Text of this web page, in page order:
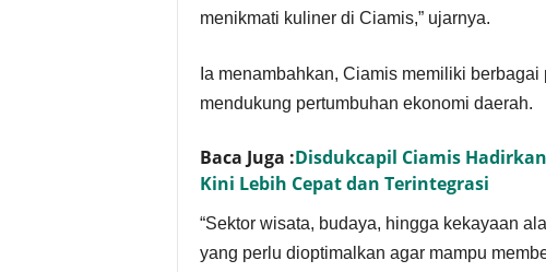
menikmati kuliner di Ciamis,” ujarnya.
Ia menambahkan, Ciamis memiliki
mendukung pertumbuhan ekonomi daerah.
Baca Juga :Disdukcapil Ciamis
Kini Lebih Cepat dan Terintegrasi
“Sektor wisata, budaya, hingga kekayaan
yang perlu dioptimalkan agar mampu